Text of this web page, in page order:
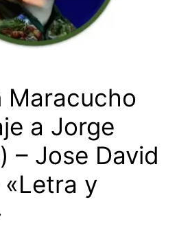
Maracucho
a Jorge
– Jose David
y